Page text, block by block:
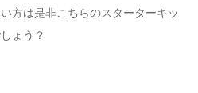
方は是非こちらのスターターキッ
ょう？